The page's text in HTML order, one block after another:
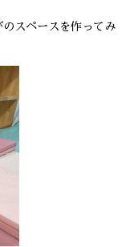
スペースを作ってみ